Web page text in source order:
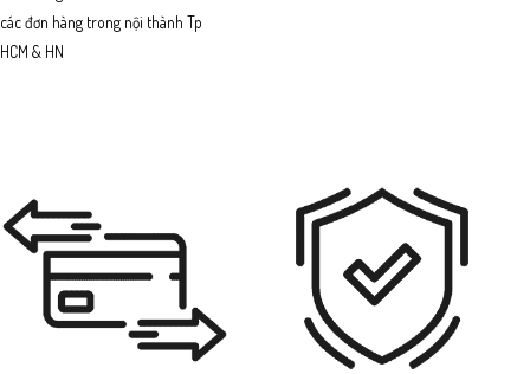
các đơn hàng trong nội thành Tp
HCM & HN